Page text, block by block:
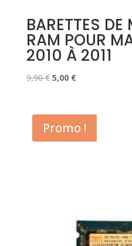
BARETTES
RAM POUR
2010 À 2011
9,90€ Le
était :
9,90 €.
5,00 €Le
est :
5,00 €.
Promo !